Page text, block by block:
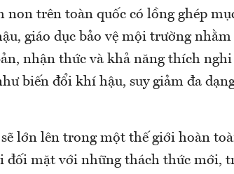
trên toàn quốc có lồng ghép
giáo dục bảo vệ mội trường
nhận thức và khả năng thích
biến đổi khí hậu, suy giảm đa
lớn lên trong một thế giới hoàn
đối mặt với những thách thức mới,